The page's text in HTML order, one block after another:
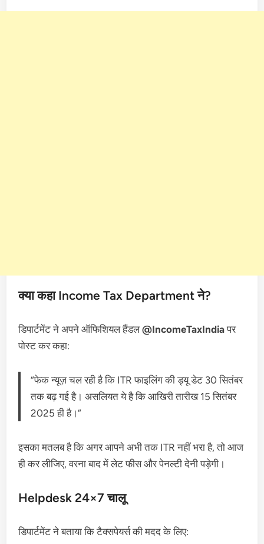
क्या कहा Income Tax Department ने?
डिपार्टमेंट ने अपने ऑफिशियल हैंडल@IncomeTaxIndiaपर
पोस्ट कर कहा:
“फेक न्यूज़ चल रही है कि ITR फाइलिंग की ड्यू डेट 30 सितंबर
तक बढ़ गई है। असलियत ये है कि आखिरी तारीख 15 सितंबर
2025 ही है।“
इसका मतलब है कि अगर आपने अभी तक ITR नहीं भरा है, तो आज
ही कर लीजिए, वरना बाद में लेट फीस और पेनल्टी देनी पड़ेगी।
Helpdesk 24×7 चालू
डिपार्टमेंट ने बताया कि टैक्सपेयर्स की मदद के लिए: